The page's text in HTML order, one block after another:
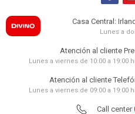
Casa Central:
Lunes a
Atención al cliente
Lunes a viernes de 10:00 a 19:00
Atención al cliente
Lunes a viernes de 09:00 a 19:00
Call center